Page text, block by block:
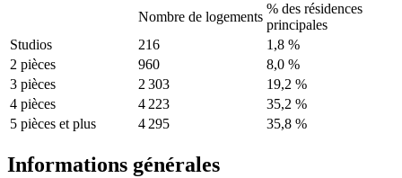
Nombre de logements
% des résidences
principales
Studios
216
1,8 %
2 pièces
960
8,0 %
3 pièces
2 303
19,2 %
4 pièces
4 223
35,2 %
5 pièces et plus
4 295 35,8 %
Informations générales